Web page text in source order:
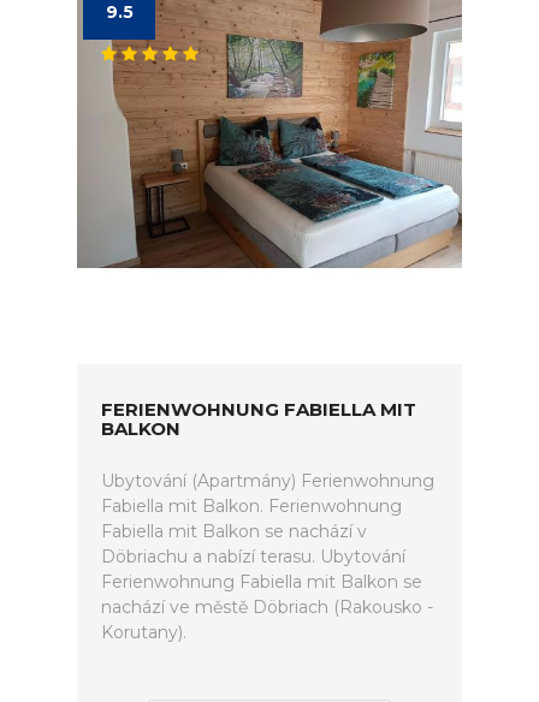
9.5
FERIENWOHNUNG FABIELLA MIT
BALKON
Ubytování (Apartmány) Ferienwohnung
Fabiella mit Balkon. Ferienwohnung
Fabiella mit Balkon se nachází v
Döbriachu a nabízí terasu. Ubytování
Ferienwohnung Fabiella mit Balkon se
nachází ve městě Döbriach (Rakousko -
Korutany).